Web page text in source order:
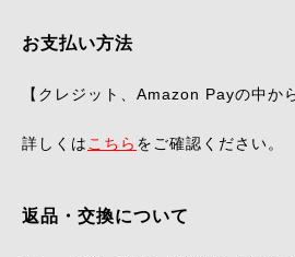
お支払い方法
【クレジット、Amazon Payの中か
詳しくは こちら をご確認ください。
返品・交換について